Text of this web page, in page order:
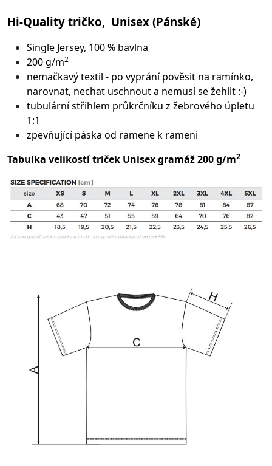
Hi-Quality tričko, Unisex (Pánské)
Single Jersey, 100 % bavlna
200 g/m2
nemačkavý textil - po vyprání pověsit na ramínko,
narovnat, nechat uschnout a nemusí se žehlit :-)
tubulární střihlem průkrčníku z žebrového úpletu
1:1
zpevňující páska od ramene k rameni
Tabulka velikostí triček Unisex gramáž 200 g/m2